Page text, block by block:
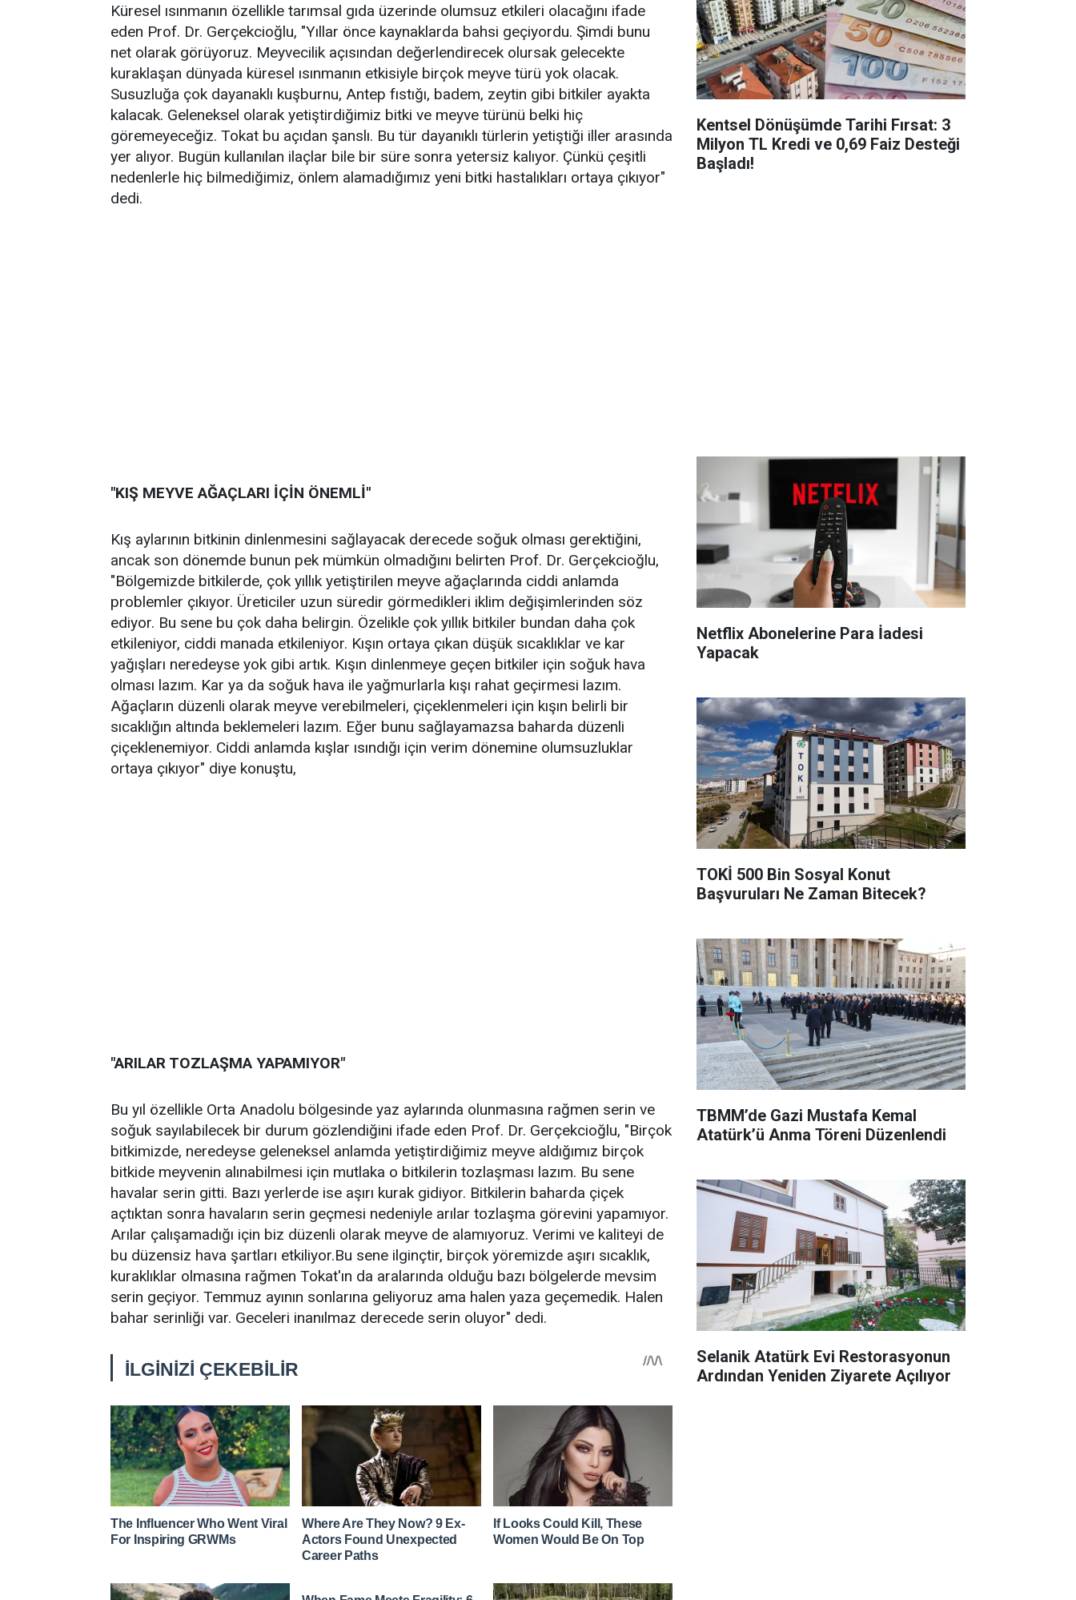
Küresel ısınmanın özellikle tarımsal gıda üzerinde olumsuz etkileri olacağını ifade
eden Prof. Dr. Gerçekcioğlu, "Yıllar önce kaynaklarda bahsi geçiyordu. Şimdi bunu
net olarak görüyoruz. Meyvecilik açısından değerlendirecek olursak gelecekte
kuraklaşan dünyada küresel ısınmanın etkisiyle birçok meyve türü yok olacak.
Susuzluğa çok dayanaklı kuşburnu, Antep fıstığı, badem, zeytin gibi bitkiler ayakta
kalacak. Geleneksel olarak yetiştirdiğimiz bitki ve meyve türünü belki hiç
göremeyeceğiz. Tokat bu açıdan şanslı. Bu tür dayanıklı türlerin yetiştiği iller arasında
yer alıyor. Bugün kullanılan ilaçlar bile bir süre sonra yetersiz kalıyor. Çünkü çeşitli
nedenlerle hiç bilmediğimiz, önlem alamadığımız yeni bitki hastalıkları ortaya çıkıyor"
dedi.
"KIŞ MEYVE AĞAÇLARI İÇİN ÖNEMLİ"
Kış aylarının bitkinin dinlenmesini sağlayacak derecede soğuk olması gerektiğini,
ancak son dönemde bunun pek mümkün olmadığını belirten Prof. Dr. Gerçekcioğlu,
"Bölgemizde bitkilerde, çok yıllık yetiştirilen meyve ağaçlarında ciddi anlamda
problemler çıkıyor. Üreticiler uzun süredir görmedikleri iklim değişimlerinden söz
ediyor. Bu sene bu çok daha belirgin. Özelikle çok yıllık bitkiler bundan daha çok
etkileniyor, ciddi manada etkileniyor. Kışın ortaya çıkan düşük sıcaklıklar ve kar
yağışları neredeyse yok gibi artık. Kışın dinlenmeye geçen bitkiler için soğuk hava
olması lazım. Kar ya da soğuk hava ile yağmurlarla kışı rahat geçirmesi lazım.
Ağaçların düzenli olarak meyve verebilmeleri, çiçeklenmeleri için kışın belirli bir
sıcaklığın altında beklemeleri lazım. Eğer bunu sağlayamazsa baharda düzenli
çiçeklenemiyor. Ciddi anlamda kışlar ısındığı için verim dönemine olumsuzluklar
ortaya çıkıyor" diye konuştu,
"ARILAR TOZLAŞMA YAPAMIYOR"
Bu yıl özellikle Orta Anadolu bölgesinde yaz aylarında olunmasına rağmen serin ve
soğuk sayılabilecek bir durum gözlendiğini ifade eden Prof. Dr. Gerçekcioğlu, "Birçok
bitkimizde, neredeyse geleneksel anlamda yetiştirdiğimiz meyve aldığımız birçok
bitkide meyvenin alınabilmesi için mutlaka o bitkilerin tozlaşması lazım. Bu sene
havalar serin gitti. Bazı yerlerde ise aşırı kurak gidiyor. Bitkilerin baharda çiçek
açtıktan sonra havaların serin geçmesi nedeniyle arılar tozlaşma görevini yapamıyor.
Arılar çalışamadığı için biz düzenli olarak meyve de alamıyoruz. Verimi ve kaliteyi de
bu düzensiz hava şartları etkiliyor.Bu sene ilginçtir, birçok yöremizde aşırı sıcaklık,
kuraklıklar olmasına rağmen Tokat'ın da aralarında olduğu bazı bölgelerde mevsim
serin geçiyor. Temmuz ayının sonlarına geliyoruz ama halen yaza geçemedik. Halen
bahar serinliği var. Geceleri inanılmaz derecede serin oluyor" dedi.
Kentsel Dönüşümde Tarihi Fırsat: 3
Milyon TL Kredi ve 0,69 Faiz Desteği
Başladı!
Netflix Abonelerine Para İadesi
Yapacak
TOKİ 500 Bin Sosyal Konut
Başvuruları Ne Zaman Bitecek?
TBMM’de Gazi Mustafa Kemal
Atatürk’ü Anma Töreni Düzenlendi
Selanik Atatürk Evi Restorasyonun
Ardından Yeniden Ziyarete Açılıyor